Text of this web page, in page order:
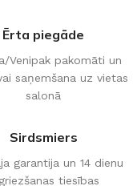
Ērta piegāde
Venipak pakomāti un
saņemšana uz vietas
salonā
Sirdsmiers
garantija un 14 dienu
tiesības